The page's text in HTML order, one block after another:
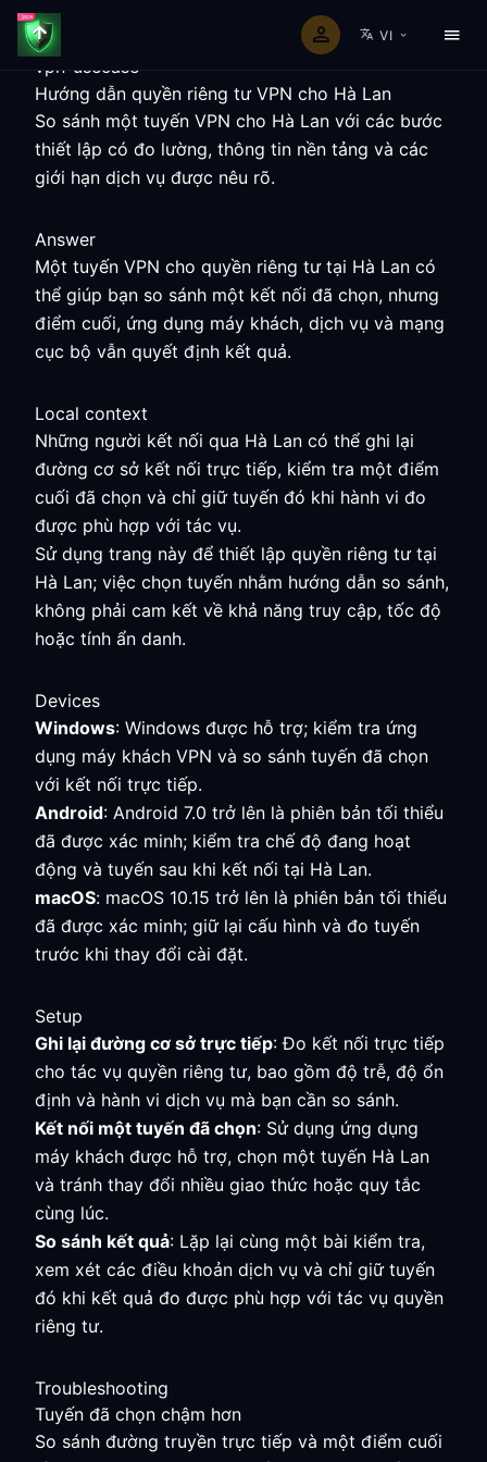
VI
vpn-usecase
Hướng dẫn quyền riêng tư VPN cho Hà Lan
So sánh một tuyến VPN cho Hà Lan với các bước
thiết lập có đo lường, thông tin nền tảng và các
giới hạn dịch vụ được nêu rõ.
Answer
Một tuyến VPN cho quyền riêng tư tại Hà Lan có
thể giúp bạn so sánh một kết nối đã chọn, nhưng
điểm cuối, ứng dụng máy khách, dịch vụ và mạng
cục bộ vẫn quyết định kết quả.
Local context
Những người kết nối qua Hà Lan có thể ghi lại
đường cơ sở kết nối trực tiếp, kiểm tra một điểm
cuối đã chọn và chỉ giữ tuyến đó khi hành vi đo
được phù hợp với tác vụ.
Sử dụng trang này để thiết lập quyền riêng tư tại
Hà Lan; việc chọn tuyến nhằm hướng dẫn so sánh,
không phải cam kết về khả năng truy cập, tốc độ
hoặc tính ẩn danh.
Devices
Windows: Windows được hỗ trợ; kiểm tra ứng
dụng máy khách VPN và so sánh tuyến đã chọn
với kết nối trực tiếp.
Android: Android 7.0 trở lên là phiên bản tối thiểu
đã được xác minh; kiểm tra chế độ đang hoạt
động và tuyến sau khi kết nối tại Hà Lan.
macOS: macOS 10.15 trở lên là phiên bản tối thiểu
đã được xác minh; giữ lại cấu hình và đo tuyến
trước khi thay đổi cài đặt.
Setup
Ghi lại đường cơ sở trực tiếp: Đo kết nối trực tiếp
cho tác vụ quyền riêng tư, bao gồm độ trễ, độ ổn
định và hành vi dịch vụ mà bạn cần so sánh.
Kết nối một tuyến đã chọn: Sử dụng ứng dụng
máy khách được hỗ trợ, chọn một tuyến Hà Lan
và tránh thay đổi nhiều giao thức hoặc quy tắc
cùng lúc.
So sánh kết quả: Lặp lại cùng một bài kiểm tra,
xem xét các điều khoản dịch vụ và chỉ giữ tuyến
đó khi kết quả đo được phù hợp với tác vụ quyền
riêng tư.
Troubleshooting
Tuyến đã chọn chậm hơn
So sánh đường truyền trực tiếp và một điểm cuối